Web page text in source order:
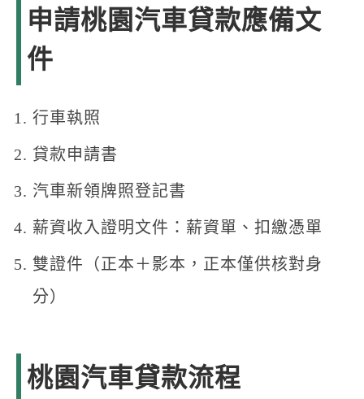
申請桃園汽車貸款應備文
件
行車執照
貸款申請書
汽車新領牌照登記書
薪資收入證明文件：薪資單、扣繳憑單
雙證件（正本＋影本，正本僅供核對身
分）
桃園汽車貸款流程